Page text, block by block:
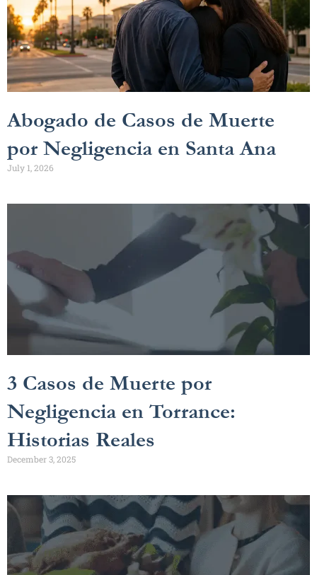
Abogado de Casos de Muerte
por Negligencia en Santa Ana
July 1, 2026
3 Casos de Muerte por
Negligencia en Torrance:
Historias Reales
December 3, 2025